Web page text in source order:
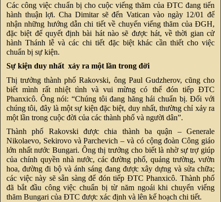
Các công việc chuẩn bị cho cuộc viếng thăm của ĐTC đang tiến
hành thuận lợi. Cha Dimitar sẽ đến Vatican vào ngày 12/01 để
nhận những hướng dẫn chi tiết về chuyến viếng thăm của ĐGH,
đặc biệt để quyết định bài hát nào sẽ được hát, về thời gian cử
hành Thánh lễ và các chi tiết đặc biệt khác cần thiết cho việc
chuẩn bị sự kiện.
Sự kiện duy nhất xảy ra một lần trong đời
Thị trưởng thành phố Rakovski, ông Paul Gudzherov, cũng cho
biết mình rất nhiệt tình và vui mừng có thể đón tiếp ĐTC
Phanxicô. Ông nói: “Chúng tôi đang hăng hái chuẩn bị. Đối với
chúng tôi, đây là một sự kiện đặc biệt, duy nhất, thường chỉ xảy ra
một lần trong cuộc đời của các thành phố và người dân”.
Thành phố Rakovski được chia thành ba quận – Generale
Nikolaevo, Sekirovo và Parchevich – và có cộng đoàn Công giáo
lớn nhất nước Bungari. Ông thị trưởng cho biết là nhờ sự trợ giúp
của chính quyền nhà nước, các đường phố, quảng trường, vườn
hoa, đường đi bộ và ánh sáng đang được xây dựng và sửa chữa;
các việc này sẽ sẵn sàng để đón tiếp ĐTC Phanxicô. Thành phố
đã bắt đầu công việc chuẩn bị từ năm ngoái khi chuyến viếng
thăm Bungari của ĐTC được xác định và lên kế hoạch chi tiết.